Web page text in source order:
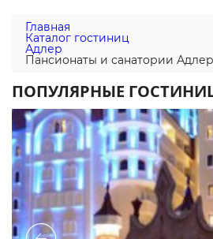
Главная
Каталог гостиниц
Адлер
Пансионаты и санатории
ПОПУЛЯРНЫЕ